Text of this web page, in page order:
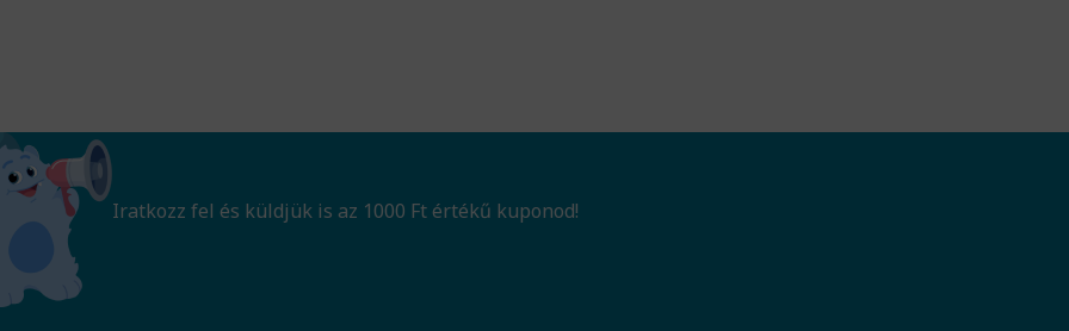
Iratkozz fel és küldjük is az 1000 Ft értékű kuponod!